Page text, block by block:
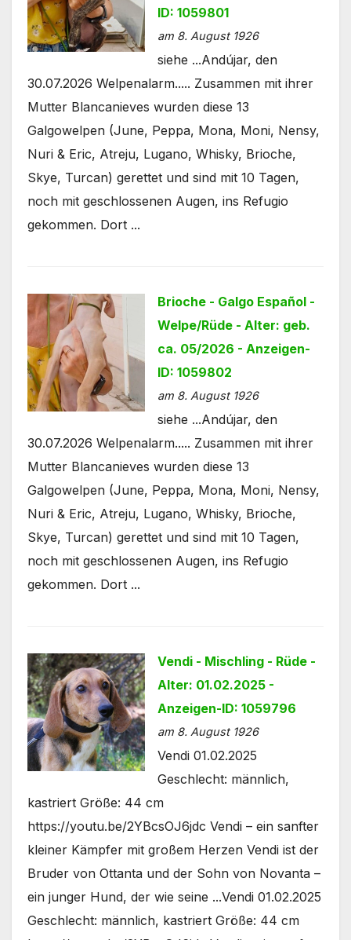
ID: 1059801
am 8. August 1926
siehe ...Andújar, den
30.07.2026 Welpenalarm..... Zusammen mit ihrer
Mutter Blancanieves wurden diese 13
Galgowelpen (June, Peppa, Mona, Moni, Nensy,
Nuri & Eric, Atreju, Lugano, Whisky, Brioche,
Skye, Turcan) gerettet und sind mit 10 Tagen,
noch mit geschlossenen Augen, ins Refugio
gekommen. Dort ...
Brioche - Galgo Español -
Welpe/Rüde - Alter: geb.
ca. 05/2026 - Anzeigen-
ID: 1059802
am 8. August 1926
siehe ...Andújar, den
30.07.2026 Welpenalarm..... Zusammen mit ihrer
Mutter Blancanieves wurden diese 13
Galgowelpen (June, Peppa, Mona, Moni, Nensy,
Nuri & Eric, Atreju, Lugano, Whisky, Brioche,
Skye, Turcan) gerettet und sind mit 10 Tagen,
noch mit geschlossenen Augen, ins Refugio
gekommen. Dort ...
Vendi - Mischling - Rüde -
Alter: 01.02.2025 -
Anzeigen-ID: 1059796
am 8. August 1926
Vendi 01.02.2025
Geschlecht: männlich,
kastriert Größe: 44 cm
https://youtu.be/2YBcsOJ6jdc Vendi – ein sanfter
kleiner Kämpfer mit großem Herzen Vendi ist der
Bruder von Ottanta und der Sohn von Novanta –
ein junger Hund, der wie seine ...Vendi 01.02.2025
Geschlecht: männlich, kastriert Größe: 44 cm